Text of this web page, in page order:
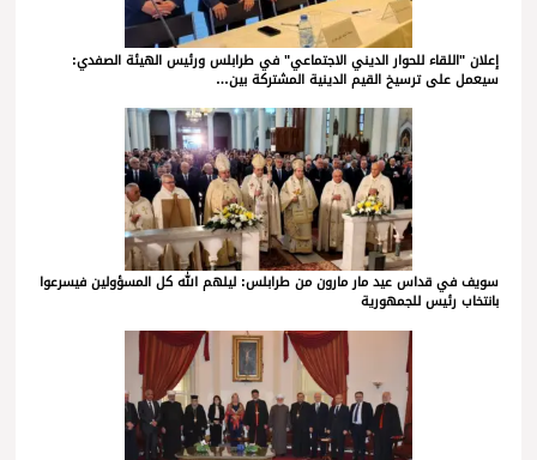
إعلان "اللقاء للحوار الديني الاجتماعي" في طرابلس ورئيس الهيئة الصفدي:
سيعمل على ترسيخ القيم الدينية المشتركة بين…
سويف في قداس عيد مار مارون من طرابلس: ليلهم الله كل المسؤولين فيسرعوا
بانتخاب رئيس للجمهورية